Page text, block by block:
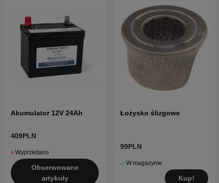
Akumulator 12V 24Ah
409PLN
Wyprzedano
Obserwowane
artykuły
Łożysko ślizgowe
99PLN
W magazynie
Kup!